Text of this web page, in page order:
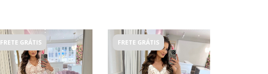
FRETE GRÁTIS FRETE GRÁTIS